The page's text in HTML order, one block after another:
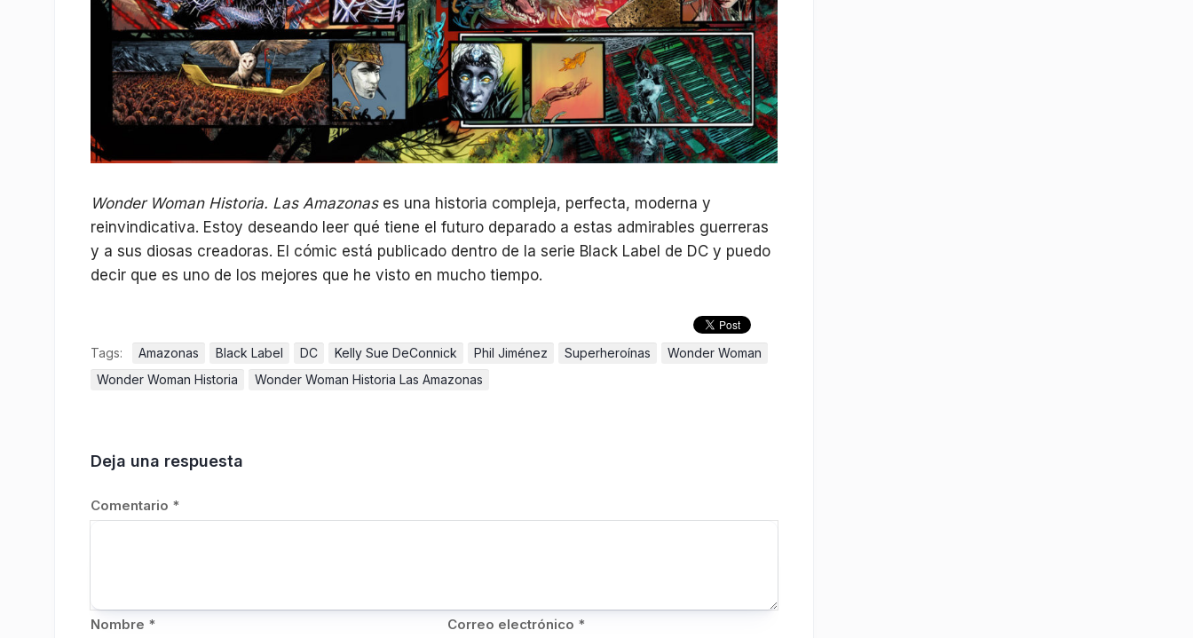
Wonder Woman Historia. Las Amazonases una historia compleja, perfecta, moderna y
reinvindicativa. Estoy deseando leer qué tiene el futuro deparado a estas admirables guerreras
y a sus diosas creadoras. El cómic está publicado dentro de la serie Black Label de DC y puedo
decir que es uno de los mejores que he visto en mucho tiempo.
Tags: Amazonas Black Label DC Kelly Sue DeConnick Phil Jiménez Superheroínas
Wonder Woman
Wonder Woman Historia
Wonder Woman Historia Las Amazonas
Deja una respuesta
Comentario *
Nombre * Correo electrónico *